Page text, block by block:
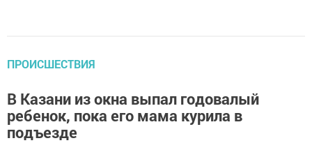
ПРОИСШЕСТВИЯ
В Казани из окна выпал годовалый
ребенок, пока его мама курила в
подъезде